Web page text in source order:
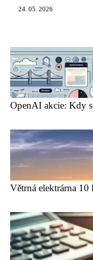
24. 05. 2026
OpenAI akcie: Kdy
Větrná elektrárna